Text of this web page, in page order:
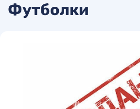
Футболки